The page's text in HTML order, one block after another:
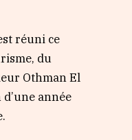
réuni ce
du
Othman El
année